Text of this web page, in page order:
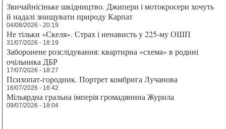
Звичайнісіньке шкідництво. Джипери і мотокросери хочуть
й надалі знищувати природу Карпат
04/08/2026 - 20:19
Не тільки «Скеля». Страх і ненависть у 225-му ОШП
31/07/2026 - 18:19
Заборонене розслідування: квартирна «схема» в родині
очільника ДБР
17/07/2026 - 18:27
Психопат-городник. Портрет комбрига Лучанова
16/07/2026 - 16:42
Мільярдна гральна імперія громадянина Журила
09/07/2026 - 18:04